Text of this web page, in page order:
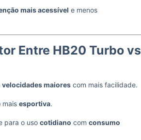
mais acessível e menos
Entre HB20 Turbo vs
velocidades maiores com mais facilidade.
mais esportiva.
para o uso cotidiano com consumo